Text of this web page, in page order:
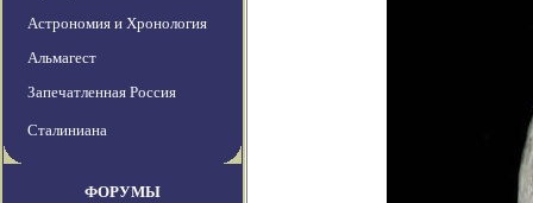
Астрономия и Хронология
Альмагест
Запечатленная Россия
Сталиниана
ФОРУМЫ